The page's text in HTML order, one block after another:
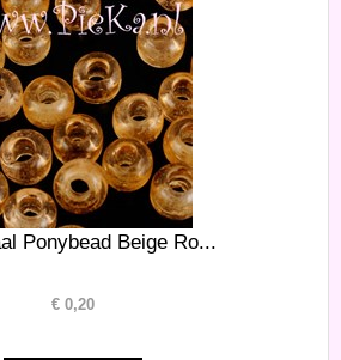
Ponybead Beige Ro...
€ 0,20